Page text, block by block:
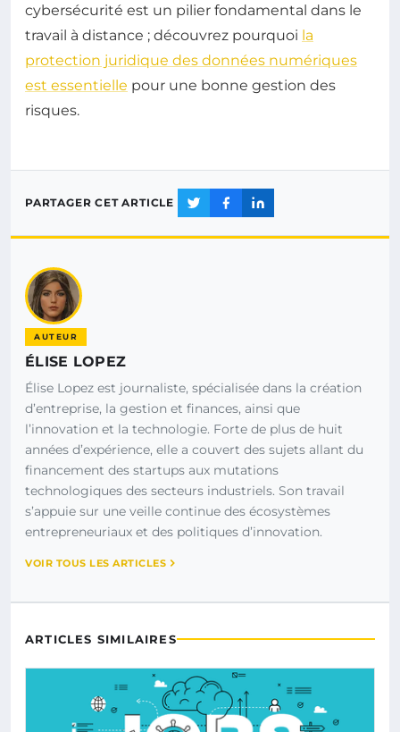
cybersécurité est un pilier fondamental dans le
travail à distance ; découvrez pourquoi la
protection juridique des données numériques
est essentielle pour une bonne gestion des
risques.
PARTAGER CET ARTICLE
AUTEUR
ÉLISE LOPEZ
Élise Lopez est journaliste, spécialisée dans la création
d’entreprise, la gestion et finances, ainsi que
l’innovation et la technologie. Forte de plus de huit
années d’expérience, elle a couvert des sujets allant du
financement des startups aux mutations
technologiques des secteurs industriels. Son travail
s’appuie sur une veille continue des écosystèmes
entrepreneuriaux et des politiques d’innovation.
VOIR TOUS LES ARTICLES
ARTICLES SIMILAIRES